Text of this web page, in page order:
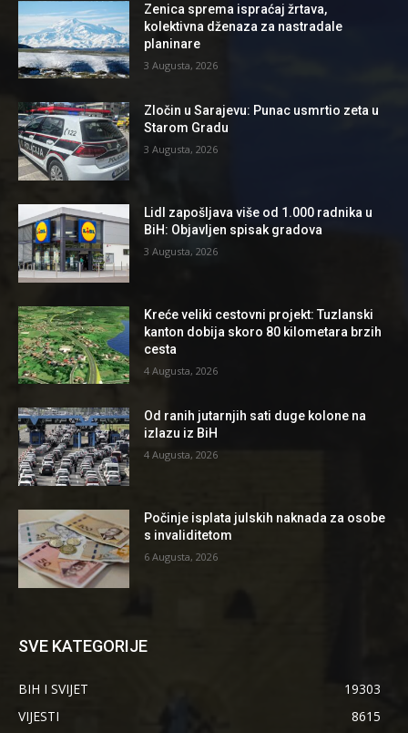
Zenica sprema ispraćaj žrtava,
kolektivna dženaza za nastradale
planinare
3 Augusta, 2026
Zločin u Sarajevu: Punac usmrtio zeta u
Starom Gradu
3 Augusta, 2026
Lidl zapošljava više od 1.000 radnika u
BiH: Objavljen spisak gradova
3 Augusta, 2026
Kreće veliki cestovni projekt: Tuzlanski
kanton dobija skoro 80 kilometara brzih
cesta
4 Augusta, 2026
Od ranih jutarnjih sati duge kolone na
izlazu iz BiH
4 Augusta, 2026
Počinje isplata julskih naknada za osobe
s invaliditetom
6 Augusta, 2026
SVE KATEGORIJE
BIH I SVIJET
19303
VIJESTI
8615